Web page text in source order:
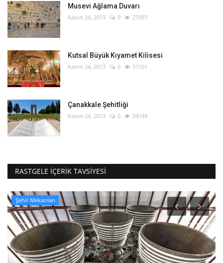
Musevi Ağlama Duvarı
Kasım 24, 2013 0 27097
Kutsal Büyük Kıyamet Kilisesi
Kasım 24, 2013 0 31101
Çanakkale Şehitliği
Kasım 24, 2013 0 34744
RASTGELE İÇERIK TAVSIYESI
Şehir Mekanları